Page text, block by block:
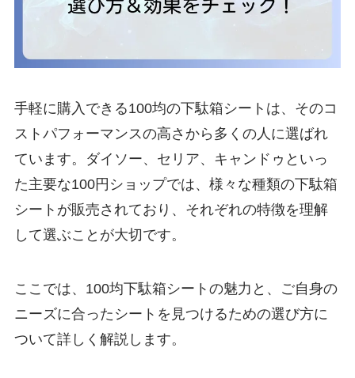
手軽に購入できる100均の下駄箱シートは、そのコ
ストパフォーマンスの高さから多くの人に選ばれ
ています。ダイソー、セリア、キャンドゥといっ
た主要な100円ショップでは、様々な種類の下駄箱
シートが販売されており、それぞれの特徴を理解
して選ぶことが大切です。
ここでは、100均下駄箱シートの魅力と、ご自身の
ニーズに合ったシートを見つけるための選び方に
ついて詳しく解説します。